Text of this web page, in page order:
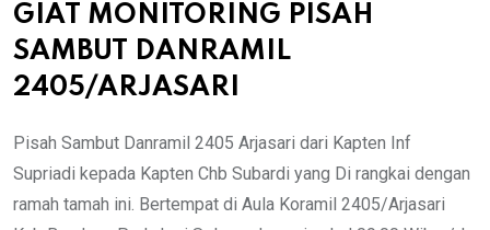
GIAT MONITORING PISAH
SAMBUT DANRAMIL
2405/ARJASARI
Pisah Sambut Danramil 2405 Arjasari dari Kapten Inf
Supriadi kepada Kapten Chb Subardi yang Di rangkai dengan
ramah tamah ini. Bertempat di Aula Koramil 2405/Arjasari